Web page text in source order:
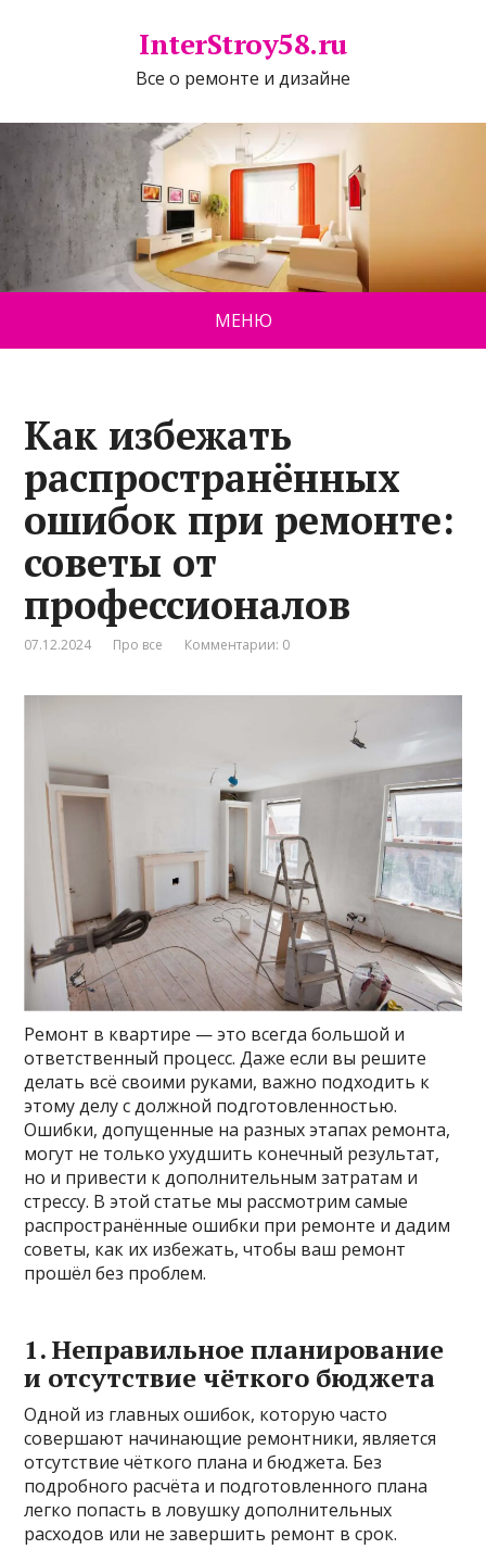
InterStroy58.ru
Все о ремонте и дизайне
МЕНЮ
Как избежать
распространённых
ошибок при ремонте:
советы от
профессионалов
07.12.2024 Про все Комментарии: 0
Ремонт в квартире — это всегда большой и
ответственный процесс. Даже если вы решите
делать всё своими руками, важно подходить к
этому делу с должной подготовленностью.
Ошибки, допущенные на разных этапах ремонта,
могут не только ухудшить конечный результат,
но и привести к дополнительным затратам и
стрессу. В этой статье мы рассмотрим самые
распространённые ошибки при ремонте и дадим
советы, как их избежать, чтобы ваш ремонт
прошёл без проблем.
1. Неправильное планирование
и отсутствие чёткого бюджета
Одной из главных ошибок, которую часто
совершают начинающие ремонтники, является
отсутствие чёткого плана и бюджета. Без
подробного расчёта и подготовленного плана
легко попасть в ловушку дополнительных
расходов или не завершить ремонт в срок.